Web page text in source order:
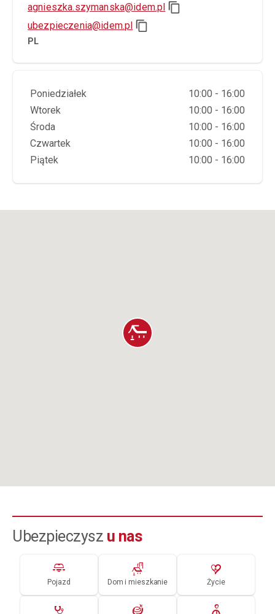
agnieszka.szymanska@idem.pl
ubezpieczenia@idem.pl
PL
Dzień tygodnia
Poniedziałek
10:00 - 16:00
Wtorek
10:00 - 16:00
Środa
10:00 - 16:00
Czwartek
10:00 - 16:00
Piątek
10:00 - 16:00
Ubezpieczysz u nas
Pojazd Dom i mieszkanie Życie